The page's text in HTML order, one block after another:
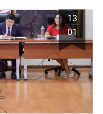
13
01